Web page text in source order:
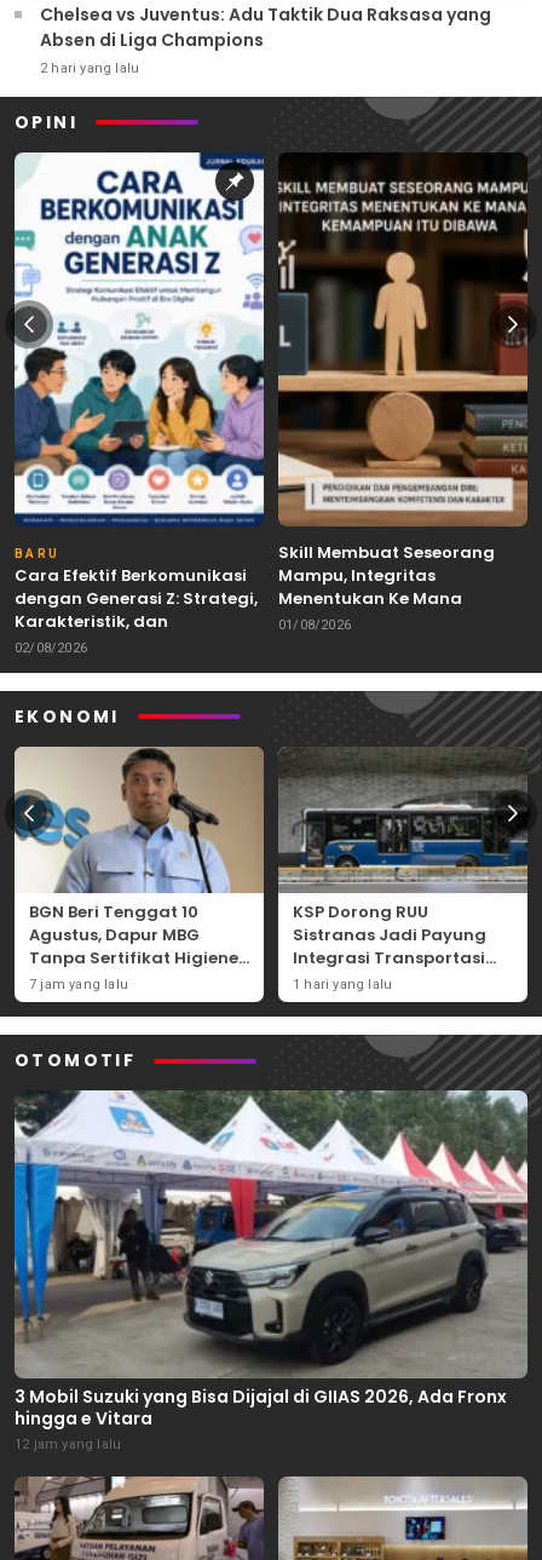
Chelsea vs Juventus: Adu Taktik Dua Raksasa yang
Absen di Liga Champions
2 hari yang lalu
OPINI
BARU
Cara Efektif Berkomunikasi
dengan Generasi Z: Strategi,
Karakteristik, dan
Tantangannya
02/08/2026
Skill Membuat Seseorang
Mampu, Integritas
Menentukan Ke Mana
Kemampuan Itu Dibawa
01/08/2026
EKONOMI
BGN Beri Tenggat 10
Agustus, Dapur MBG
Tanpa Sertifikat Higiene
Terancam Tutup
Permanen
7 jam yang lalu
KSP Dorong RUU
Sistranas Jadi Payung
Integrasi Transportasi
Massal Indonesia
1 hari yang lalu
OTOMOTIF
3 Mobil Suzuki yang Bisa Dijajal di GIIAS 2026, Ada Fronx
hingga e Vitara
12 jam yang lalu